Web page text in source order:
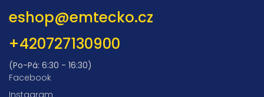
eshop@emtecko.cz
+420727130900
(Po-Pá: 6:30 - 16:30)
Facebook
Instagram